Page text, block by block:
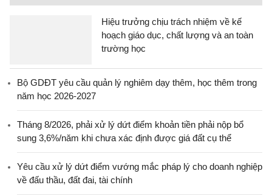
Hiệu trưởng chịu trách nhiệm về kế
hoạch giáo dục, chất lượng và an toàn
trường học
Bộ GDĐT yêu cầu quản lý nghiêm dạy thêm, học thêm trong
năm học 2026-2027
Tháng 8/2026, phải xử lý dứt điểm khoản tiền phải nộp bổ
sung 3,6%/năm khi chưa xác định được giá đất cụ thể
Yêu cầu xử lý dứt điểm vướng mắc pháp lý cho doanh nghiệp
về đấu thầu, đất đai, tài chính